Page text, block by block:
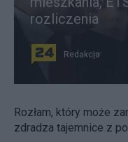
rozliczenia
Redakcja
Rozłam, który może
zdradza tajemnice z